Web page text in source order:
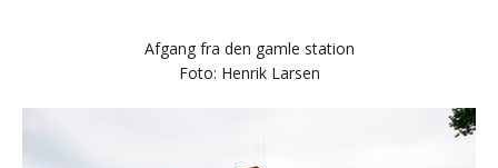
Afgang fra den gamle station
Foto: Henrik Larsen